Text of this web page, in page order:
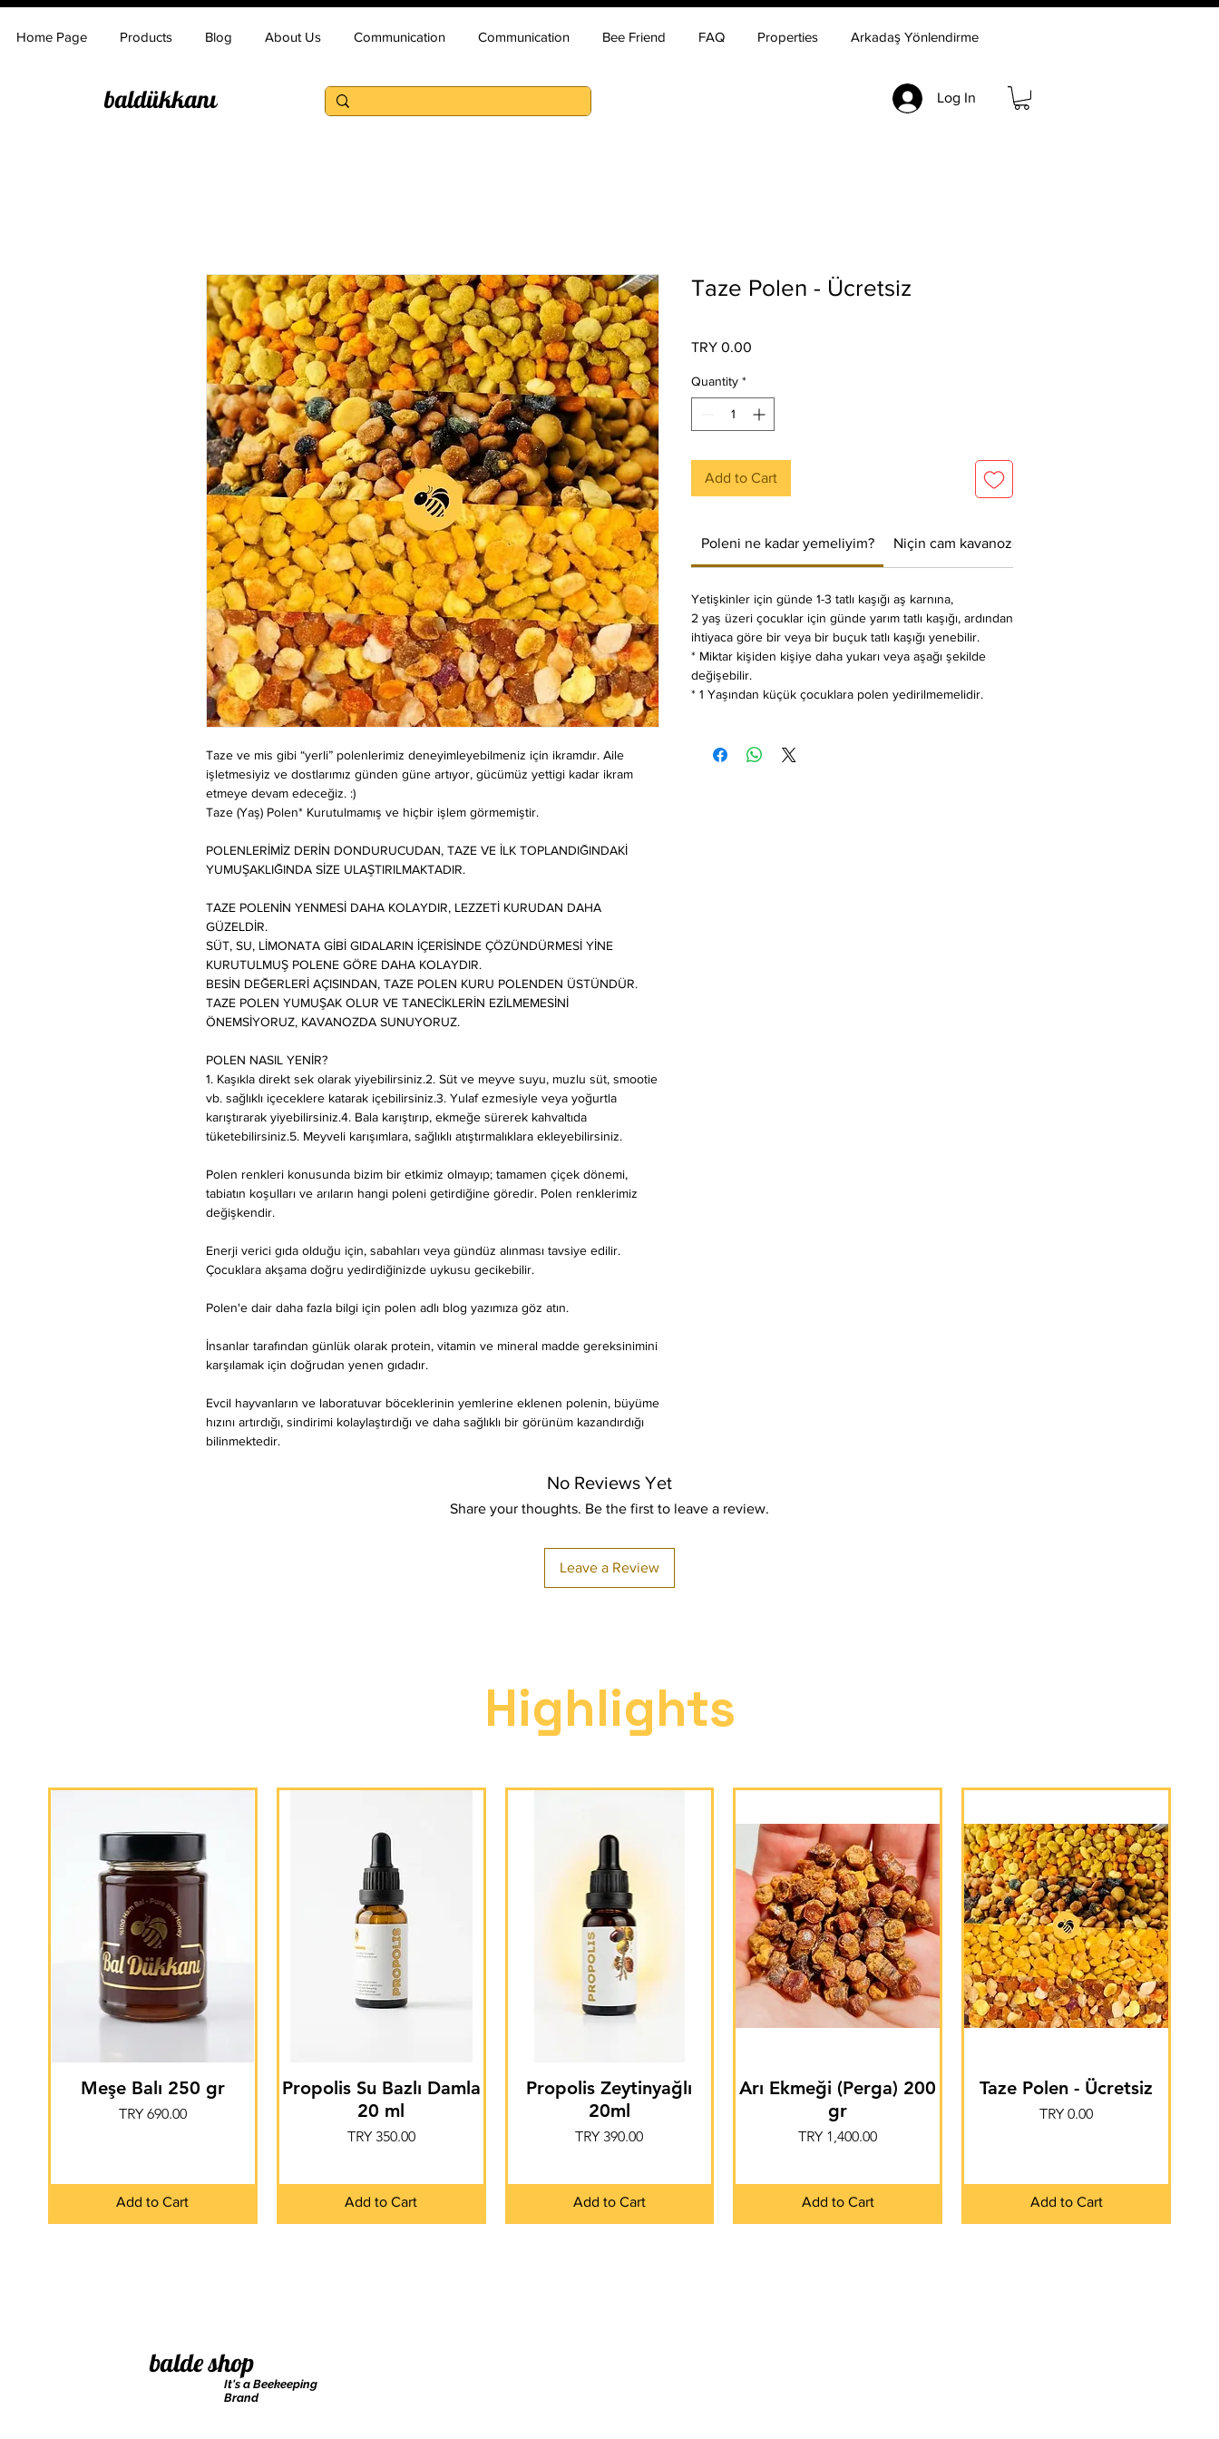
baldükkanı
Home Page Products Blog About Us Communication Communication Bee Friend FAQ Properties Arkadaş Yönlendirme
Log In
Taze ve mis gibi “yerli” polenlerimiz deneyimleyebilmeniz için ikramdır. Aile
işletmesiyiz ve dostlarımız günden güne artıyor, gücümüz yettigi kadar ikram
etmeye devam edeceğiz. :)
Taze (Yaş) Polen* Kurutulmamış ve hiçbir işlem görmemiştir.
POLENLERİMİZ DERİN DONDURUCUDAN, TAZE VE İLK TOPLANDIĞINDAKİ
YUMUŞAKLIĞINDA SİZE ULAŞTIRILMAKTADIR.
TAZE POLENİN YENMESİ DAHA KOLAYDIR, LEZZETİ KURUDAN DAHA
GÜZELDİR.
SÜT, SU, LİMONATA GİBİ GIDALARIN İÇERİSİNDE ÇÖZÜNDÜRMESİ YİNE
KURUTULMUŞ POLENE GÖRE DAHA KOLAYDIR.
BESİN DEĞERLERİ AÇISINDAN, TAZE POLEN KURU POLENDEN ÜSTÜNDÜR.
TAZE POLEN YUMUŞAK OLUR VE TANECİKLERİN EZİLMEMESİNİ
ÖNEMSİYORUZ, KAVANOZDA SUNUYORUZ.
POLEN NASIL YENİR?
1. Kaşıkla direkt sek olarak yiyebilirsiniz.2. Süt ve meyve suyu, muzlu süt, smootie
vb. sağlıklı içeceklere katarak içebilirsiniz.3. Yulaf ezmesiyle veya yoğurtla
karıştırarak yiyebilirsiniz.4. Bala karıştırıp, ekmeğe sürerek kahvaltıda
tüketebilirsiniz.5. Meyveli karışımlara, sağlıklı atıştırmalıklara ekleyebilirsiniz.
Polen renkleri konusunda bizim bir etkimiz olmayıp; tamamen çiçek dönemi,
tabiatın koşulları ve arıların hangi poleni getirdiğine göredir. Polen renklerimiz
değişkendir.
Enerji verici gıda olduğu için, sabahları veya gündüz alınması tavsiye edilir.
Çocuklara akşama doğru yedirdiğinizde uykusu gecikebilir.
Polen'e dair daha fazla bilgi için polen adlı blog yazımıza göz atın.
İnsanlar tarafından günlük olarak protein, vitamin ve mineral madde gereksinimini
karşılamak için doğrudan yenen gıdadır.
Evcil hayvanların ve laboratuvar böceklerinin yemlerine eklenen polenin, büyüme
hızını artırdığı, sindirimi kolaylaştırdığı ve daha sağlıklı bir görünüm kazandırdığı
bilinmektedir.
Taze Polen - Ücretsiz
TRY 0.00
Quantity *
Add to Cart
Poleni ne kadar yemeliyim? Niçin cam kavanozda gönderiyoruz?
Yetişkinler için günde 1-3 tatlı kaşığı aş karnına,
2 yaş üzeri çocuklar için günde yarım tatlı kaşığı, ardından
ihtiyaca göre bir veya bir buçuk tatlı kaşığı yenebilir.
* Miktar kişiden kişiye daha yukarı veya aşağı şekilde
değişebilir.
* 1 Yaşından küçük çocuklara polen yedirilmemelidir.
No Reviews Yet
Share your thoughts. Be the first to leave a review.
Leave a Review
Highlights
Meşe Balı 250 gr
Price
TRY 690.00
Add to Cart
Propolis Su Bazlı Damla
20 ml
Price
TRY 350.00
Add to Cart
Propolis Zeytinyağlı
20ml
Price
TRY 390.00
Add to Cart
Arı Ekmeği (Perga) 200
gr
Price
TRY 1,400.00
Add to Cart
Taze Polen - Ücretsiz
Price
TRY 0.00
Add to Cart
balde shop
It's a Beekeeping
Brand